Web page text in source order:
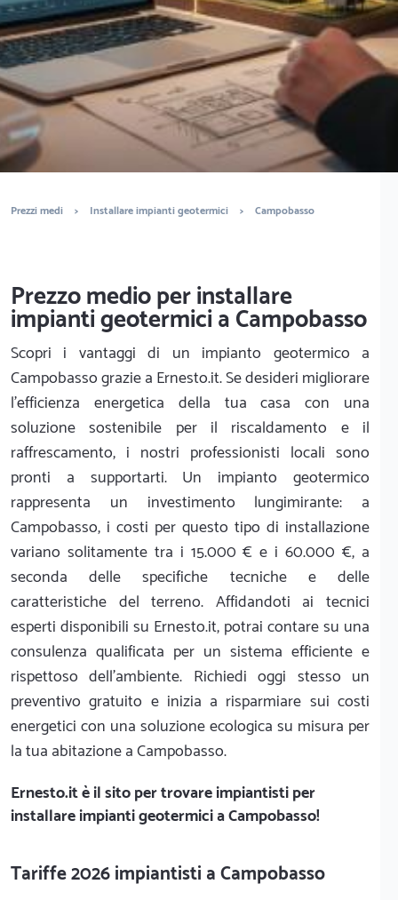
È completamente gratuito
Trova impiantisti
Prezzi medi > Installare impianti geotermici > Campobasso
Prezzo medio per installare
impianti geotermici a Campobasso
Scopri i vantaggi di un impianto geotermico a
Campobasso grazie a Ernesto.it. Se desideri migliorare
l'efficienza energetica della tua casa con una
soluzione sostenibile per il riscaldamento e il
raffrescamento, i nostri professionisti locali sono
pronti a supportarti. Un impianto geotermico
rappresenta un investimento lungimirante: a
Campobasso, i costi per questo tipo di installazione
variano solitamente tra i 15.000 € e i 60.000 €, a
seconda delle specifiche tecniche e delle
caratteristiche del terreno. Affidandoti ai tecnici
esperti disponibili su Ernesto.it, potrai contare su una
consulenza qualificata per un sistema efficiente e
rispettoso dell'ambiente. Richiedi oggi stesso un
preventivo gratuito e inizia a risparmiare sui costi
energetici con una soluzione ecologica su misura per
la tua abitazione a Campobasso.
Ernesto.itè il sito per trovare impiantisti per
installare impianti geotermici a Campobasso!
Tariffe 2026 impiantisti a Campobasso